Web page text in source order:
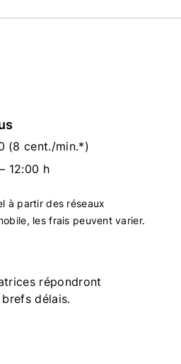
(8 cent./min.*)
12:00 h
à partir des réseaux
les frais peuvent varier.
répondront
délais.